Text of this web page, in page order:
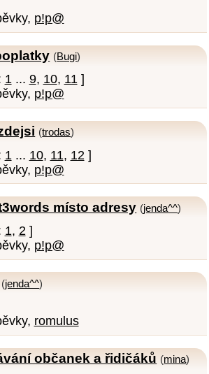
p!p@
(Bugi)
1... 9, 10, 11]
p!p@
(trodas)
1 ... 10, 11, 12 ]
p!p@
místo adresy (jenda^^)
1, 2 ]
p!p@
(jenda^^)
romulus
občanek a řidičáků (mina)